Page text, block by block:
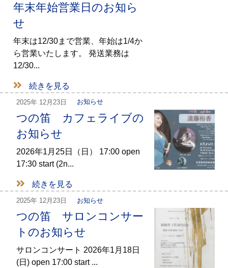
年末年始営業日のお知ら
せ
年末は12/30まで営業、年始は1/4か
ら営業いたします。 発送業務は
12/30...
続きを見る
2025年 12月23日 お知らせ
つの笛 カフェライブの
お知らせ
2026年1月25日（日） 17:00 open
17:30 start (2n...
続きを見る
2025年 12月23日 お知らせ
つの笛 サロンコンサー
トのお知らせ
サロンコンサート 2026年1月18日
(日) open 17:00 start ...